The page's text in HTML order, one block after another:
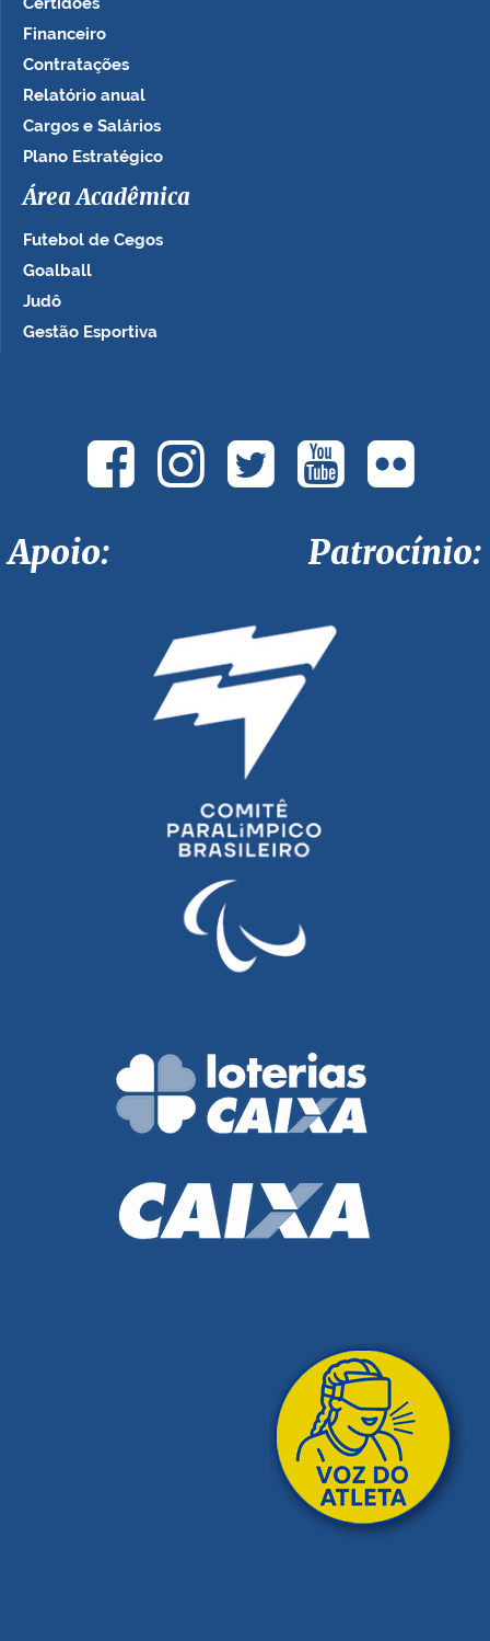
Financeiro
Contratações
Relatório anual
Cargos e Salários
Plano Estratégico
Área Acadêmica
Futebol de Cegos
Goalball
Judô
Gestão Esportiva
Apoio: Patrocínio: